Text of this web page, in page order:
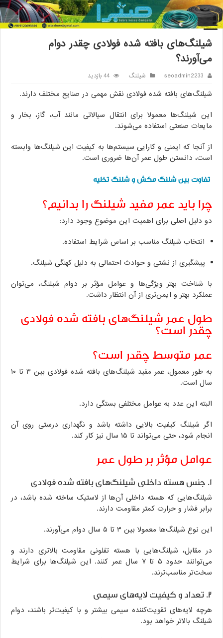
خانه / شیلنگ / شیلنگ‌های بافته شده فولادی چقدر دوام می‌آورند؟
شیلنگ‌های بافته شده فولادی چقدر دوام
می‌آورند؟
seoadmin2233 شیلنگ 44 بازدید
شیلنگ‌های بافته شده فولادی نقش مهمی در صنایع مختلف دارند.
این شیلنگ‌ها معمولا برای انتقال سیالاتی مانند آب، گاز، بخار و
مایعات صنعتی استفاده می‌شوند.
از آنجا که ایمنی و کارایی سیستم‌ها به کیفیت این شیلنگ‌ها وابسته
است، دانستن طول عمر آن‌ها ضروری است.
تفاوت بین شلنگ مکش و شلنگ تخلیه
چرا باید عمر مفید شیلنگ را بدانیم؟
دو دلیل اصلی برای اهمیت این موضوع وجود دارد:
انتخاب شیلنگ مناسب بر اساس شرایط استفاده.
پیشگیری از نشتی و حوادث احتمالی به دلیل کهنگی شیلنگ.
با شناخت بهتر ویژگی‌ها و عوامل مؤثر بر دوام شیلنگ، می‌توان
عملکرد بهتر و ایمن‌تری از آن انتظار داشت.
طول عمر شیلنگ‌های بافته شده فولادی
چقدر است؟
عمر متوسط چقدر است؟
به طور معمول، عمر مفید شیلنگ‌های بافته شده فولادی بین ۳ تا ۱۰
سال است.
البته این عدد به عوامل مختلفی بستگی دارد.
اگر شیلنگ کیفیت بالایی داشته باشد و نگهداری درستی روی آن
انجام شود، حتی می‌تواند تا ۱۵ سال نیز کار کند.
عوامل مؤثر بر طول عمر
۱. جنس هسته داخلی شیلنگ‌های بافته شده فولادی
شیلنگ‌هایی که هسته داخلی آن‌ها از لاستیک ساخته شده باشد، در
برابر فشار و حرارت کمتر مقاومت دارند.
این نوع شیلنگ‌ها معمولا بین ۳ تا ۵ سال دوام می‌آورند.
در مقابل، شیلنگ‌هایی با هسته تفلونی مقاومت بالاتری دارند و
می‌توانند حدود ۵ تا ۷ سال عمر کنند. این شیلنگ‌ها برای شرایط
سخت‌تر مناسب‌ترند.
۲. تعداد و کیفیت لایه‌های سیمی
هرچه لایه‌های تقویت‌کننده سیمی بیشتر و با کیفیت‌تر باشند، دوام
شیلنگ بالاتر خواهد بود.